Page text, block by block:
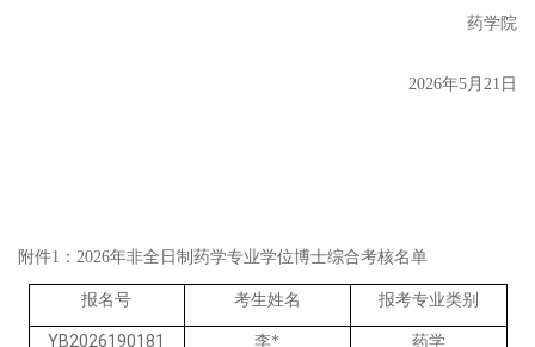
药学院
2026年5月 21 日
附件1：2026年非全日制药学专业学位博士综合考核名单
报名号 考生姓名 报考专业类别
YB2026190181 李* 药学